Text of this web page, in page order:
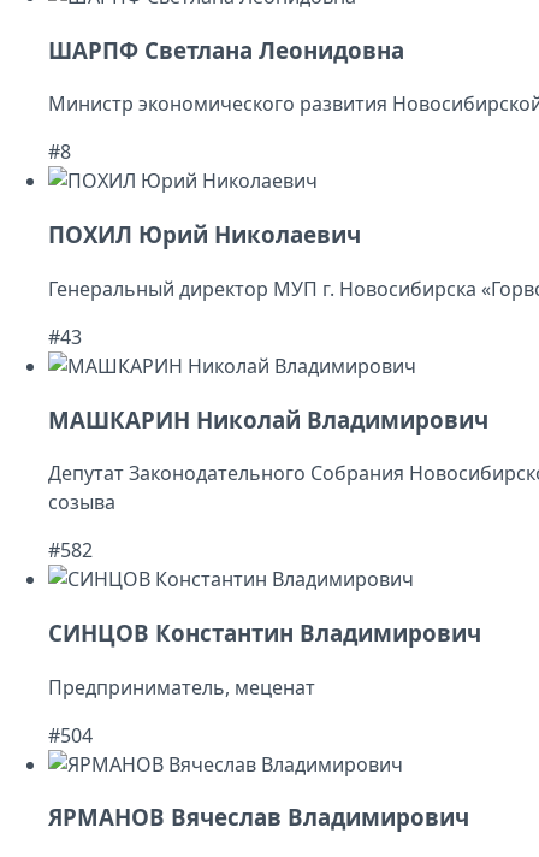
ШАРПФ Светлана Леонидовна
Министр экономического развития
#8
ПОХИЛ Юрий Николаевич
Генеральный директор МУП г. Новосибирска
#43
МАШКАРИН Николай Владимирович
Депутат Законодательного Собрания
созыва
#582
СИНЦОВ Константин Владимирович
Предприниматель, меценат
#504
ЯРМАНОВ Вячеслав Владимирович